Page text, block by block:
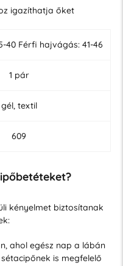
igazíthatja őket
40 Férfi hajvágás: 41-46
1 pár
gél, textil
609
kényelmet biztosítanak
ahol egész nap a lábán
is megfelelő